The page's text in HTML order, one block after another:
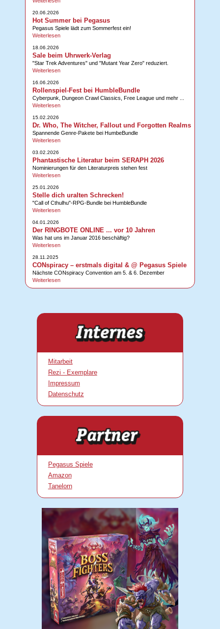
20.06.2026
Hot Summer bei Pegasus
Pegasus Spiele lädt zum Sommerfest ein!
Weiterlesen
18.06.2026
Sale beim Uhrwerk-Verlag
"Star Trek Adventures" und "Mutant Year Zero" reduziert.
Weiterlesen
16.06.2026
Rollenspiel-Fest bei HumbleBundle
Cyberpunk, Dungeon Crawl Classics, Free League und mehr ...
Weiterlesen
15.02.2026
Dr. Who, The Witcher, Fallout und Forgotten Realms
Spannende Genre-Pakete bei HumbeBundle
Weiterlesen
03.02.2026
Phantastische Literatur beim SERAPH 2026
Nominierungen für den Literaturpreis stehen fest
Weiterlesen
25.01.2026
Stelle dich uralten Schrecken!
"Call of Cthulhu"-RPG-Bundle bei HumbleBundle
Weiterlesen
04.01.2026
Der RINGBOTE ONLINE ... vor 10 Jahren
Was hat uns im Januar 2016 beschäftig?
Weiterlesen
28.11.2025
CONspiracy – erstmals digital & @ Pegasus Spiele
Nächste CONspiracy Convention am 5. & 6. Dezember
Weiterlesen
Mitarbeit
Rezi - Exemplare
Impressum
Datenschutz
Pegasus Spiele
Amazon
Tanelorn